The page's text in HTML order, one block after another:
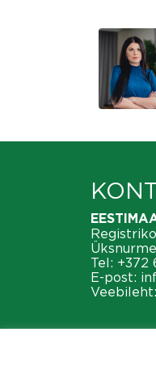
Tel: +372
E-post:
Veebileht: